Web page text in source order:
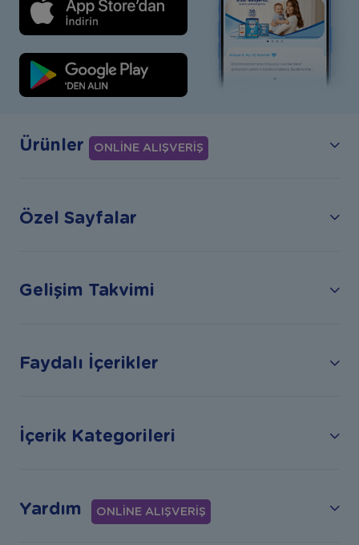
Ürünler ONLİNE ALIŞVERİŞ
Özel Sayfalar
Gelişim Takvimi
Faydalı İçerikler
İçerik Kategorileri
Yardım ONLİNE ALIŞVERİŞ